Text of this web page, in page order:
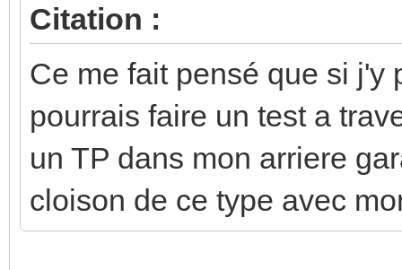
Citation :
Ce me fait pensé que si j'y
pourrais faire un test a
un TP dans mon arriere
cloison de ce type avec